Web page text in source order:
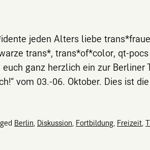
jeden Alters liebe
trans*, trans*of*color, qt-
ganz herzlich ein zur Berliner
vom 03.-06. Oktober. Dies ist
Berlin Diskussion Fortbildung Freizeit